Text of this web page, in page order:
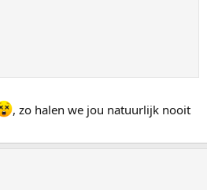
, zo halen we jou natuurlijk nooit